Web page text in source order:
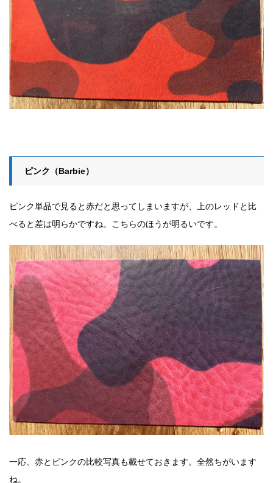
ピンク（Barbie）
ピンク単品で見ると赤だと思ってしまいますが、上のレッドと比
べると差は明らかですね。こちらのほうが明るいです。
一応、赤とピンクの比較写真も載せておきます。全然ちがいます
ね。